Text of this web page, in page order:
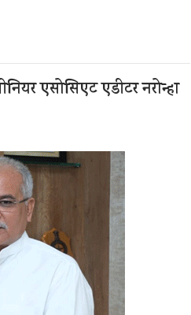
एसोसिएट एडीटर नरोन्हा